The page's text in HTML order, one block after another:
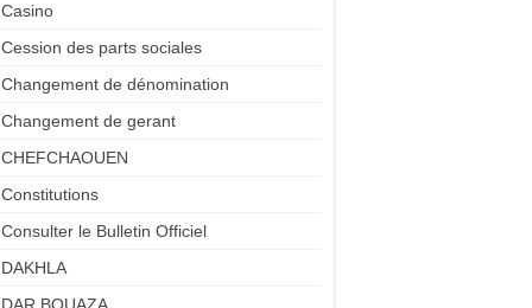
Casino
Cession des parts sociales
Changement de dénomination
Changement de gerant
CHEFCHAOUEN
Constitutions
Consulter le Bulletin Officiel
DAKHLA